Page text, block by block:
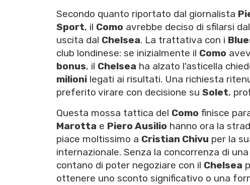
Secondo quanto riportato dal giornalista
Sport, il Como avrebbe deciso di sfilarsi
uscita dal Chelsea. La trattativa con i
club londinese: se inizialmente il Como
bonus, il Chelsea ha alzato l'asticella
milioni legati ai risultati. Una richiesta
preferito virare con decisione su Solet,
Questa mossa tattica del Como finisce
Marotta e Piero Ausilio hanno ora la
piace moltissimo a Cristian Chivu per la
internazionale. Senza la concorrenza di
contano di poter negoziare con il Chelsea
ottenere uno sconto significativo o una